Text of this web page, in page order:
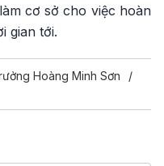
cơ sở cho việc hoàn
gian tới.
Hoàng Minh Sơn